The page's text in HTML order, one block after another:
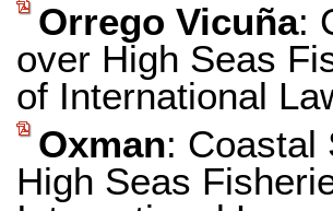
Orrego Vicuña:
over High Seas
of International
Oxman: Coastal
High Seas